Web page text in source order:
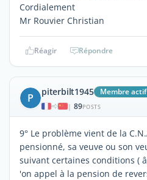
Cordialement
Mr Rouvier Christian
Réagir Répondre
P piterbilt1945 Membre actif
| 89POSTS
9° Le problème vient de la
pensionné, sa veuve ou son
suivant certaines conditions (
'on appel à la pension de